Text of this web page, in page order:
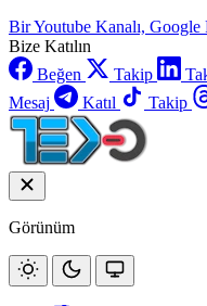
Bir Youtube Kanalı, Google
Bize Katılın
Beğen
Takip
Mesaj
Katıl Takip
Görünüm